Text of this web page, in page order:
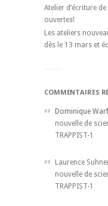
Atelier d’écriture
ouvertes!
Les ateliers
dès le 13 mars et
COMMENTAIRES
Dominique
nouvelle de
TRAPPIST-1
Laurence
nouvelle de
TRAPPIST-1